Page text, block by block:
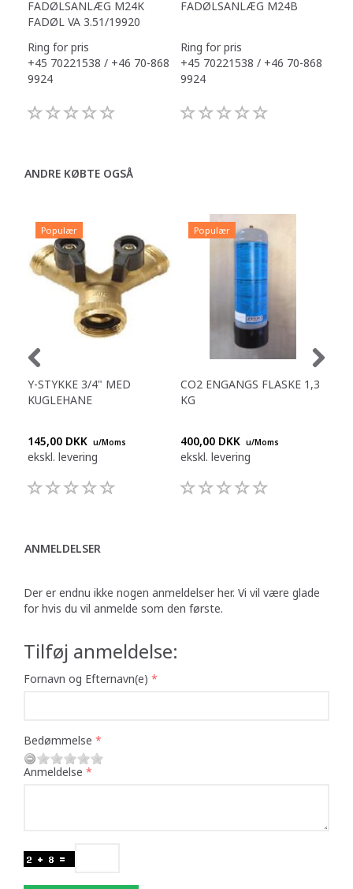
FADØLSANLÆG M24K
FADØL VA 3.51/19920
Ring for pris
+45 70221538 / +46 70-868
9924
FADØLSANLÆG M24B
Ring for pris
+45 70221538 / +46 70-868
9924
ANDRE KØBTE OGSÅ
Populær
Y-STYKKE 3/4" MED
KUGLEHANE
145,00 DKK u/Moms
ekskl. levering
Populær
CO2 ENGANGS FLASKE 1,3
KG
400,00 DKK u/Moms
ekskl. levering
ANMELDELSER
Der er endnu ikke nogen anmeldelser her. Vi vil være glade
for hvis du vil anmelde som den første.
Tilføj anmeldelse:
Fornavn og Efternavn(e)
Bedømmelse
Anmeldelse